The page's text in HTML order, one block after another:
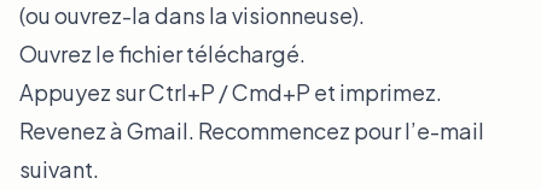
(ou ouvrez-la dans la visionneuse).
Ouvrez le fichier téléchargé.
Appuyez sur Ctrl+P / Cmd+P et imprimez.
Revenez à Gmail. Recommencez pour l’e-mail
suivant.